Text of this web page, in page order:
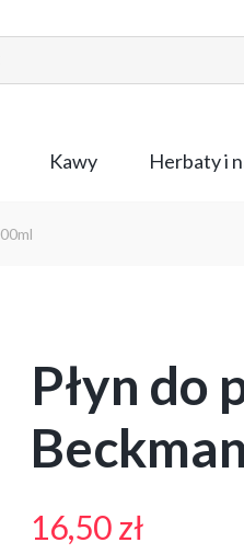
Kawy Herbaty i
Płyn do
16,50zł